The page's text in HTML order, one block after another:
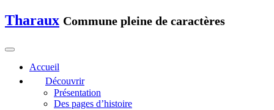
Tharaux Commune pleine de caractères
Accueil
Découvrir
Présentation
Des pages d’histoire